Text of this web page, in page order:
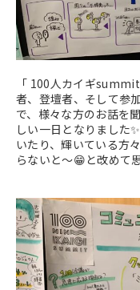
「 100人カイギ
者、登壇者、そして参
で、様々な方のお話を
しい一日となりました✨
いたり、輝いている方
らないと～😁と改めて